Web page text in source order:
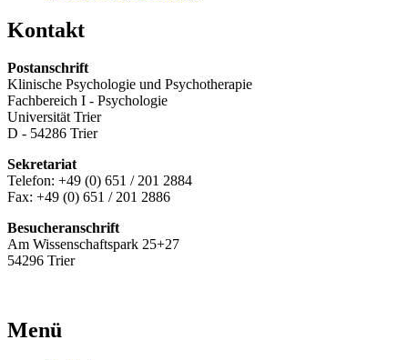
Kontakt
Postanschrift
Klinische Psychologie und Psychotherapie
Fachbereich I - Psychologie
Universität Trier
D - 54286 Trier
Sekretariat
Telefon: +49 (0) 651 / 201 2884
Fax: +49 (0) 651 / 201 2886
Besucheranschrift
Am Wissenschaftspark 25+27
54296 Trier
Menü